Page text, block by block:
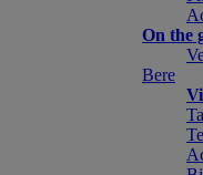
On the
Bere